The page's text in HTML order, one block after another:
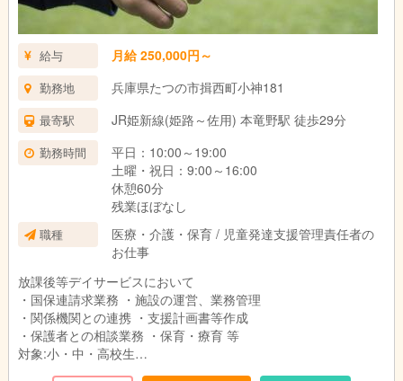
給与 月給 250,000円～
勤務地 兵庫県たつの市揖西町小神181
最寄駅 JR姫新線(姫路～佐用) 本竜野駅 徒歩29分
勤務時間
平日：10:00～19:00
土曜・祝日：9:00～16:00
休憩60分
残業ほぼなし
職種
医療・介護・保育 / 児童発達支援管理責任者の
お仕事
放課後等デイサービスにおいて
・国保連請求業務 ・施設の運営、業務管理
・関係機関との連携 ・支援計画書等作成
・保護者との相談業務 ・保育・療育 等
対象:小・中・高校生
利用:1日10人まで